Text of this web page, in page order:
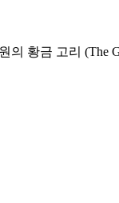
황금 고리 (The